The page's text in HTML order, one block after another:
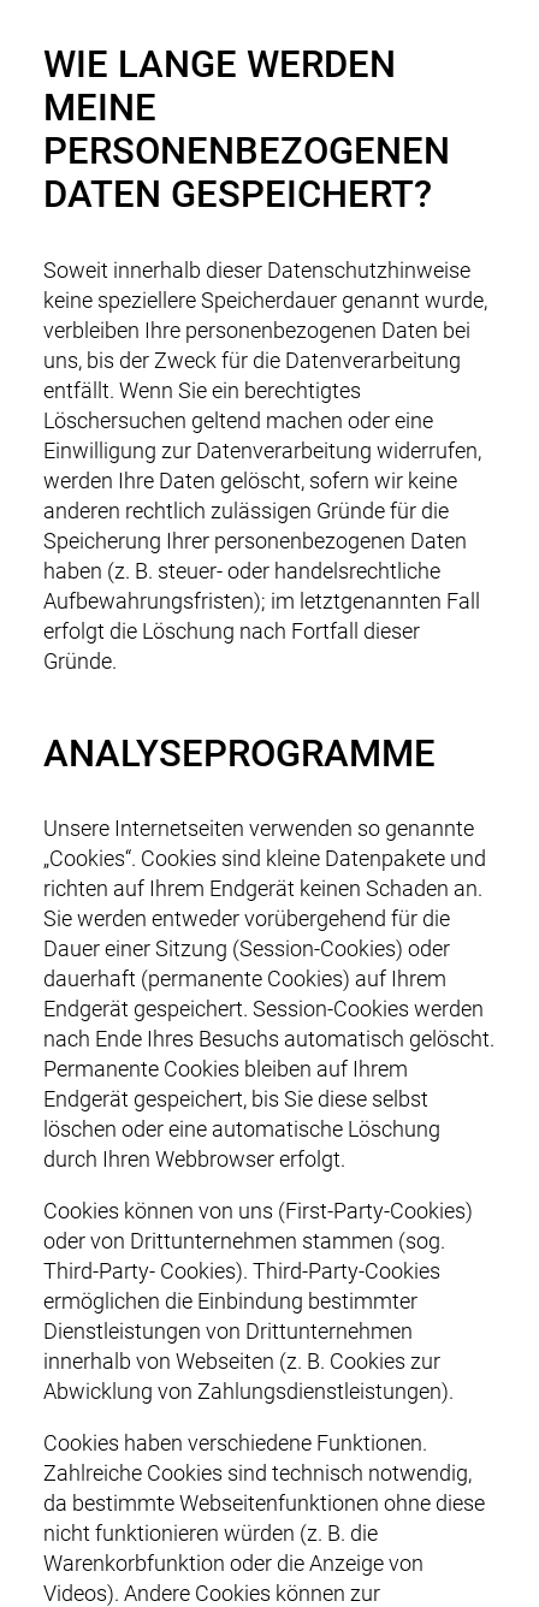
WIE LANGE WERDEN
MEINE
PERSONENBEZOGENEN
DATEN GESPEICHERT?
Soweit innerhalb dieser Datenschutzhinweise
keine speziellere Speicherdauer genannt wurde,
verbleiben Ihre personenbezogenen Daten bei
uns, bis der Zweck für die Datenverarbeitung
entfällt. Wenn Sie ein berechtigtes
Löschersuchen geltend machen oder eine
Einwilligung zur Datenverarbeitung widerrufen,
werden Ihre Daten gelöscht, sofern wir keine
anderen rechtlich zulässigen Gründe für die
Speicherung Ihrer personenbezogenen Daten
haben (z. B. steuer- oder handelsrechtliche
Aufbewahrungsfristen); im letztgenannten Fall
erfolgt die Löschung nach Fortfall dieser
Gründe.
ANALYSEPROGRAMME
Unsere Internetseiten verwenden so genannte
„Cookies“. Cookies sind kleine Datenpakete und
richten auf Ihrem Endgerät keinen Schaden an.
Sie werden entweder vorübergehend für die
Dauer einer Sitzung (Session-Cookies) oder
dauerhaft (permanente Cookies) auf Ihrem
Endgerät gespeichert. Session-Cookies werden
nach Ende Ihres Besuchs automatisch gelöscht.
Permanente Cookies bleiben auf Ihrem
Endgerät gespeichert, bis Sie diese selbst
löschen oder eine automatische Löschung
durch Ihren Webbrowser erfolgt.
Cookies können von uns (First-Party-Cookies)
oder von Drittunternehmen stammen (sog.
Third-Party- Cookies). Third-Party-Cookies
ermöglichen die Einbindung bestimmter
Dienstleistungen von Drittunternehmen
innerhalb von Webseiten (z. B. Cookies zur
Abwicklung von Zahlungsdienstleistungen).
Cookies haben verschiedene Funktionen.
Zahlreiche Cookies sind technisch notwendig,
da bestimmte Webseitenfunktionen ohne diese
nicht funktionieren würden (z. B. die
Warenkorbfunktion oder die Anzeige von
Videos). Andere Cookies können zur